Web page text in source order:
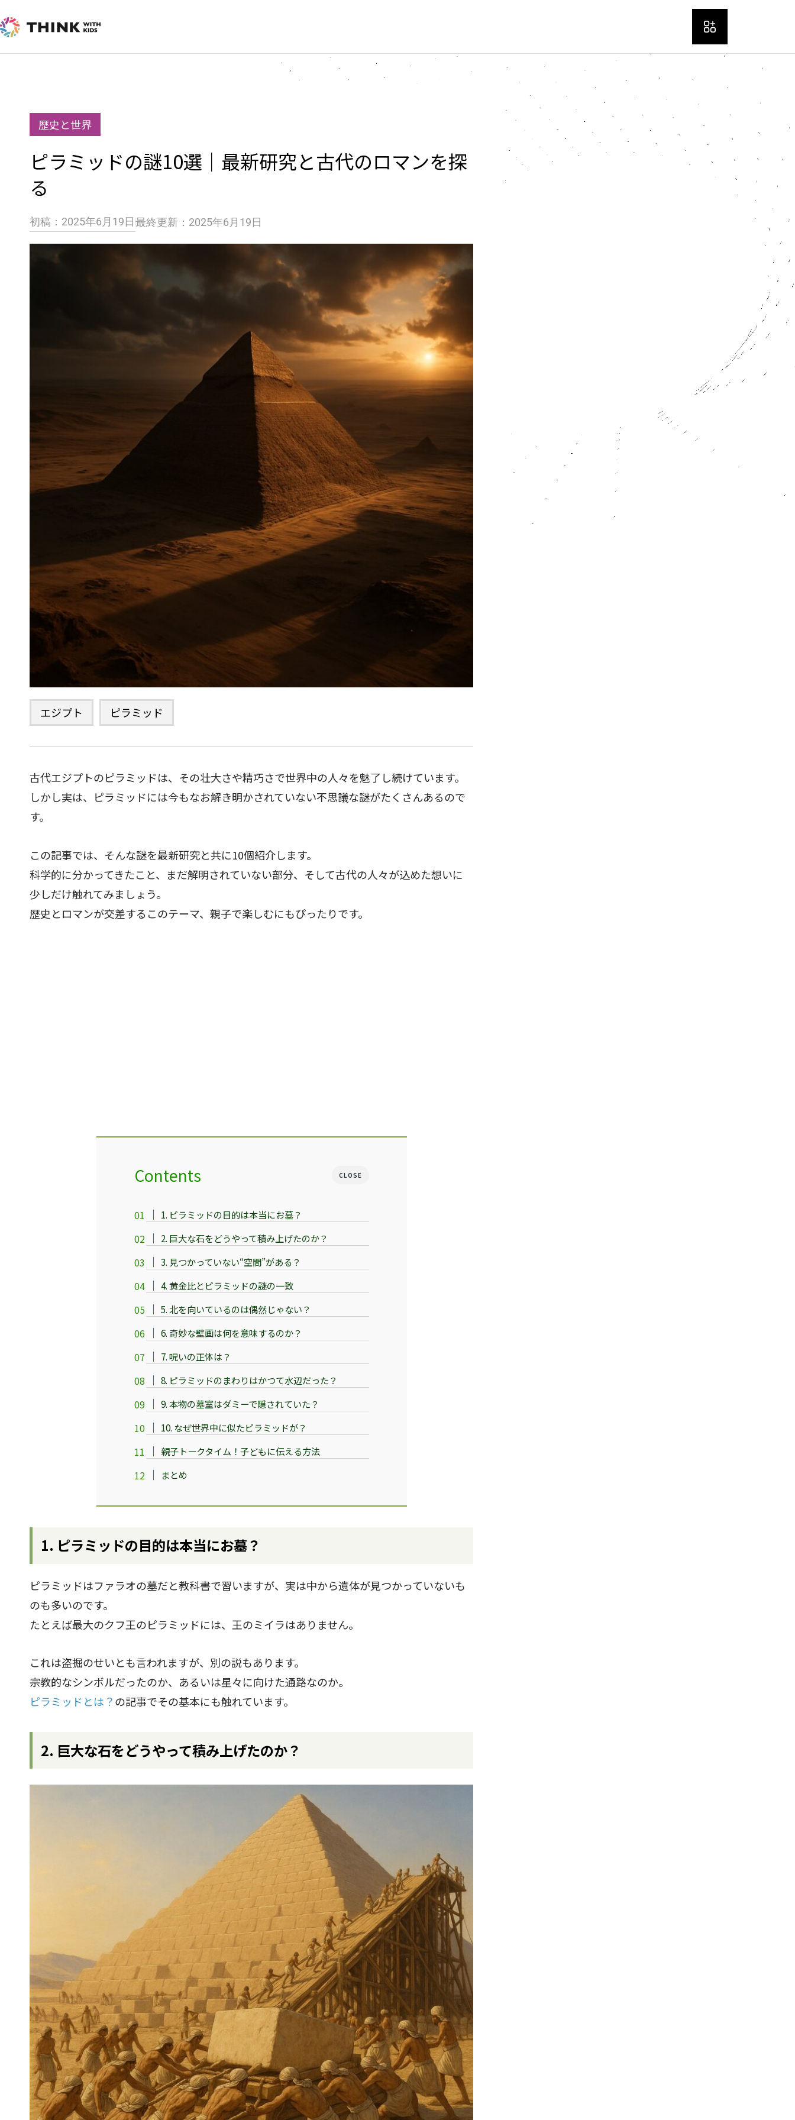
容
歴史と世界
ピラミッドの謎10選｜最新研究と古代のロマンを探
る
初稿：2025年6月19日最終更新：2025年6月19日
エジプト ピラミッド
古代エジプトのピラミッドは、その壮大さや精巧さで世界中の人々を魅了し続けています。
しかし実は、ピラミッドには今もなお解き明かされていない不思議な謎がたくさんあるので
す。
この記事では、そんな謎を最新研究と共に10個紹介します。
科学的に分かってきたこと、まだ解明されていない部分、そして古代の人々が込めた想いに
少しだけ触れてみましょう。
歴史とロマンが交差するこのテーマ、親子で楽しむにもぴったりです。
CLOSE
Contents
1. ピラミッドの目的は本当にお墓？
2. 巨大な石をどうやって積み上げたのか？
3. 見つかっていない“空間”がある？
4. 黄金比とピラミッドの謎の一致
5. 北を向いているのは偶然じゃない？
6. 奇妙な壁画は何を意味するのか？
7. 呪いの正体は？
8. ピラミッドのまわりはかつて水辺だった？
9. 本物の墓室はダミーで隠されていた？
10. なぜ世界中に似たピラミッドが？
親子トークタイム！子どもに伝える方法
まとめ
1. ピラミッドの目的は本当にお墓？
ピラミッドはファラオの墓だと教科書で習いますが、実は中から遺体が見つかっていないも
のも多いのです。
たとえば最大のクフ王のピラミッドには、王のミイラはありません。
これは盗掘のせいとも言われますが、別の説もあります。
宗教的なシンボルだったのか、あるいは星々に向けた通路なのか。
ピラミッドとは？の記事でその基本にも触れています。
2. 巨大な石をどうやって積み上げたのか？